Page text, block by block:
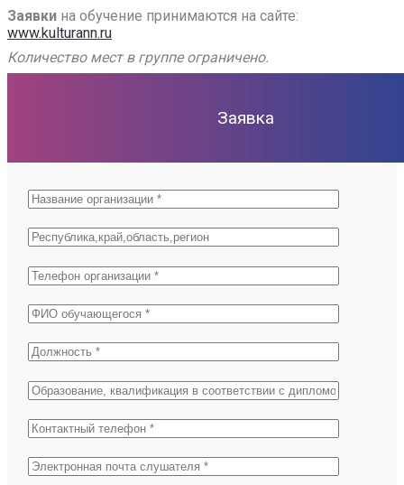
Заявки на обучение принимаются на сайте:
www.kulturann.ru
Количество мест в группе ограничено.